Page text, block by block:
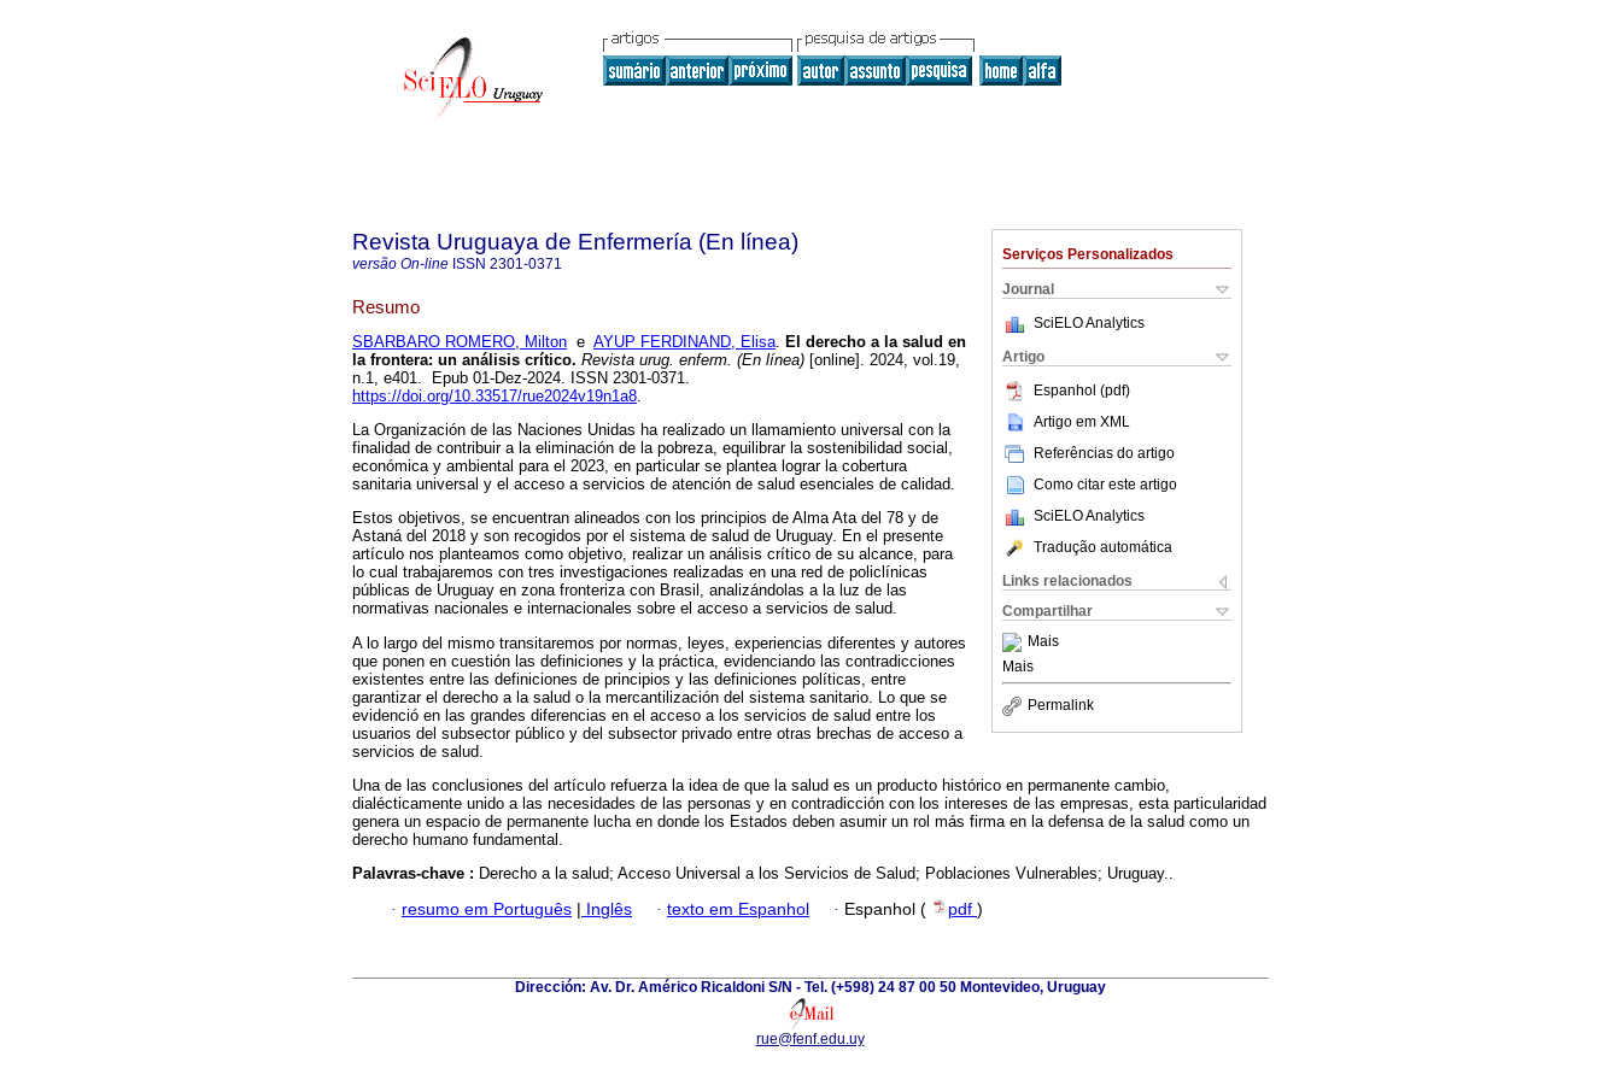
Serviços Personalizados
Journal
SciELO Analytics
Artigo
Espanhol (pdf)
Artigo em XML
Referências do artigo
Como citar este artigo
SciELO Analytics
Tradução automática
Links relacionados
Compartilhar
Mais
Mais
Permalink
Revista Uruguaya de Enfermería (En línea)
versão On-line ISSN 2301-0371
Resumo
SBARBARO ROMERO, Milton e AYUP FERDINAND, Elisa. El derecho a la salud en
la frontera: un análisis crítico. Revista urug. enferm. (En línea) [online]. 2024, vol.19,
n.1, e401. Epub 01-Dez-2024. ISSN 2301-0371.
https://doi.org/10.33517/rue2024v19n1a8.
La Organización de las Naciones Unidas ha realizado un llamamiento universal con la
finalidad de contribuir a la eliminación de la pobreza, equilibrar la sostenibilidad social,
económica y ambiental para el 2023, en particular se plantea lograr la cobertura
sanitaria universal y el acceso a servicios de atención de salud esenciales de calidad.
Estos objetivos, se encuentran alineados con los principios de Alma Ata del 78 y de
Astaná del 2018 y son recogidos por el sistema de salud de Uruguay. En el presente
artículo nos planteamos como objetivo, realizar un análisis crítico de su alcance, para
lo cual trabajaremos con tres investigaciones realizadas en una red de policlínicas
públicas de Uruguay en zona fronteriza con Brasil, analizándolas a la luz de las
normativas nacionales e internacionales sobre el acceso a servicios de salud.
A lo largo del mismo transitaremos por normas, leyes, experiencias diferentes y autores
que ponen en cuestión las definiciones y la práctica, evidenciando las contradicciones
existentes entre las definiciones de principios y las definiciones políticas, entre
garantizar el derecho a la salud o la mercantilización del sistema sanitario. Lo que se
evidenció en las grandes diferencias en el acceso a los servicios de salud entre los
usuarios del subsector público y del subsector privado entre otras brechas de acceso a
servicios de salud.
Una de las conclusiones del artículo refuerza la idea de que la salud es un producto histórico en permanente cambio,
dialécticamente unido a las necesidades de las personas y en contradicción con los intereses de las empresas, esta particularidad
genera un espacio de permanente lucha en donde los Estados deben asumir un rol más firma en la defensa de la salud como un
derecho humano fundamental.
Palavras-chave : Derecho a la salud; Acceso Universal a los Servicios de Salud; Poblaciones Vulnerables; Uruguay..
· resumo em Português Inglês · texto em Espanhol · Espanhol ( pdf )
Dirección: Av. Dr. Américo Ricaldoni S/N - Tel. (+598) 24 87 00 50 Montevideo, Uruguay
rue@fenf.edu.uy